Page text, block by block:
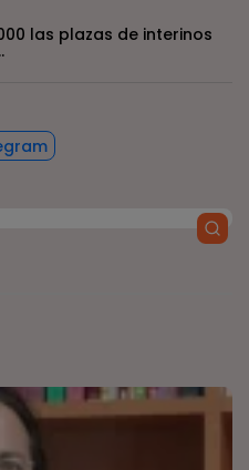
las plazas de interinos